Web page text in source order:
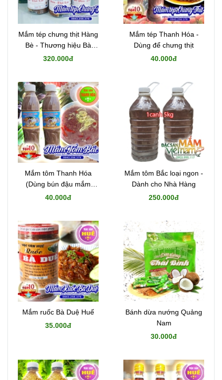
Mắm tép chưng thịt Hàng
Bè - Thương hiệu Bà
Phán
320.000đ
Mắm tép Thanh Hóa -
Dùng để chưng thịt
40.000đ
Mắm tôm Thanh Hóa
(Dùng bún đậu mắm
tôm)
40.000đ
Mắm tôm Bắc loại ngon -
Dành cho Nhà Hàng
250.000đ
Mắm ruốc Bà Duệ Huế
35.000đ
Bánh dừa nướng Quảng
Nam
30.000đ